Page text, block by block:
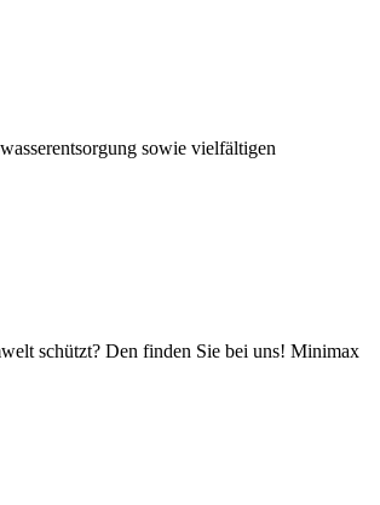
sowie vielfältigen
schützt? Den finden Sie bei uns! Minimax